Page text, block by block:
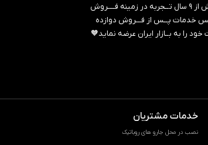
خدمات پــس از فـــروش دوازده
خدمات مشتریان
نصب در محل جارو های روباتیک